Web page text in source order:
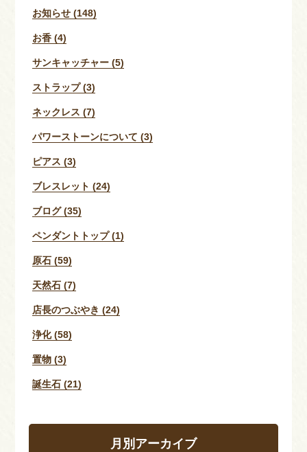
お知らせ (148)
お香 (4)
サンキャッチャー (5)
ストラップ (3)
ネックレス (7)
パワーストーンについて (3)
ピアス (3)
ブレスレット (24)
ブログ (35)
ペンダントトップ (1)
原石 (59)
天然石 (7)
店長のつぶやき (24)
浄化 (58)
置物 (3)
誕生石 (21)
月別アーカイブ